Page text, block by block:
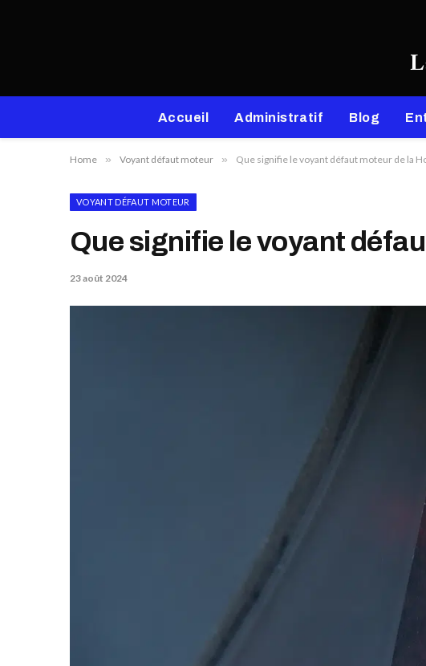
Accueil Administratif Blog
Home » Voyant défaut moteur » Que signifie le voyant défaut moteur de la
VOYANT DÉFAUT MOTEUR
Que signifie le voyant
23 août 2024